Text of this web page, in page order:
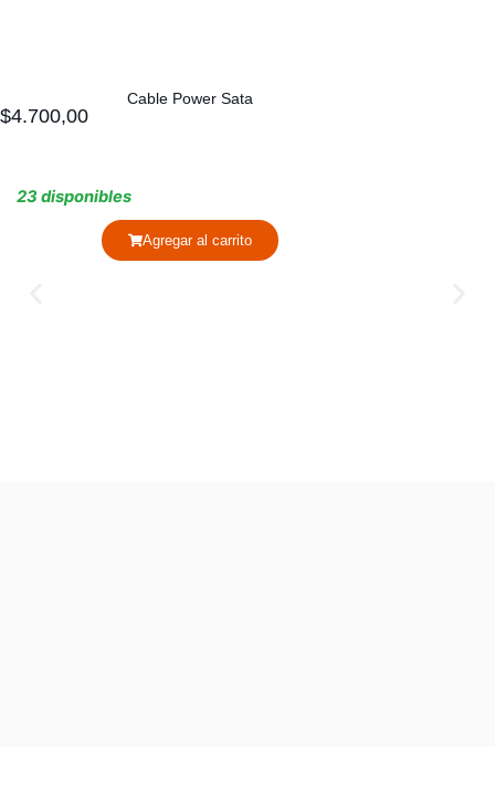
Cable Power Sata
$4.700,00
23 disponibles
Agregar al carrito